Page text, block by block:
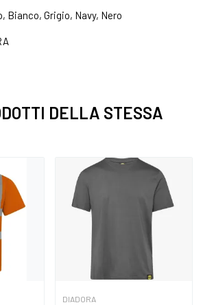
Bianco, Grigio, Navy, Nero
DELLA STESSA
DIADORA